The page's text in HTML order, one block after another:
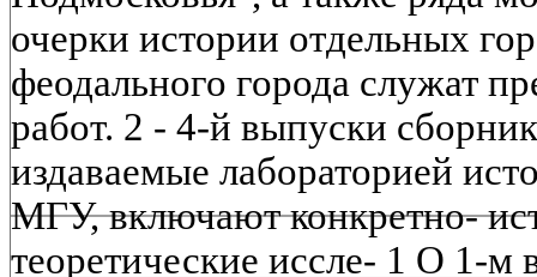
очерки истории отдельных
феодального города служат
работ. 2 - 4-й выпуски
издаваемые лабораторией
МГУ, включают конкретно-
теоретические иссле- 1 О 1-